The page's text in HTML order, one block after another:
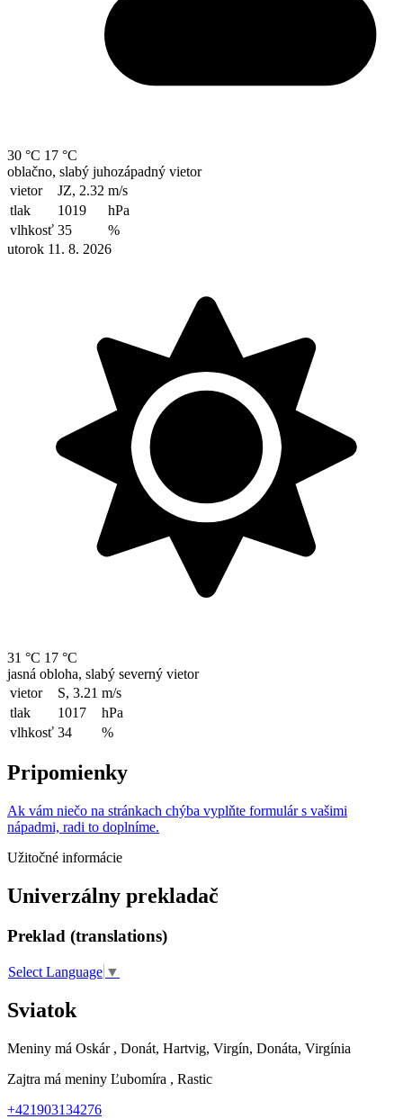
30 °C 17 °C
oblačno, slabý juhozápadný vietor
vietor
JZ, 2.32 m/s
tlak
1019
hPa
vlhkosť 35
%
utorok 11. 8. 2026
31 °C 17 °C
jasná obloha, slabý severný vietor
vietor
S, 3.21 m/s
tlak
1017
hPa
vlhkosť 34 %
Pripomienky
Ak vám niečo na stránkach chýba vyplňte formulár s vašimi
nápadmi, radi to doplníme.
Užitočné informácie
Univerzálny prekladač
Preklad (translations)
Select Language ▼
Sviatok
Meniny má Oskár , Donát, Hartvig, Virgín, Donáta, Virgínia
Zajtra má meniny Ľubomíra , Rastic
+421903134276